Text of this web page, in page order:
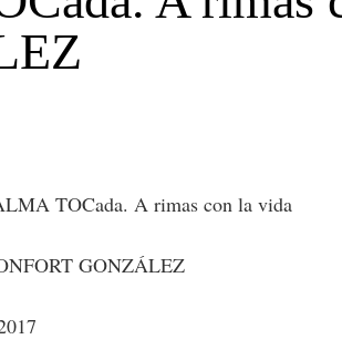
TOCada. A rimas con la vida
GONZÁLEZ